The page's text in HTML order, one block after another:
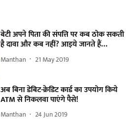
बेटी अपने पिता की संपत्ति पर कब ठोक सकती
है दावा और कब नहीं? आइये जानते हैं…
Manthan 21 May 2019
अब बिना डेबिट-क्रेडिट कार्ड का उपयोग किये
ATM से निकलवा पाएंगे पैसे!
Manthan 24 Jun 2019